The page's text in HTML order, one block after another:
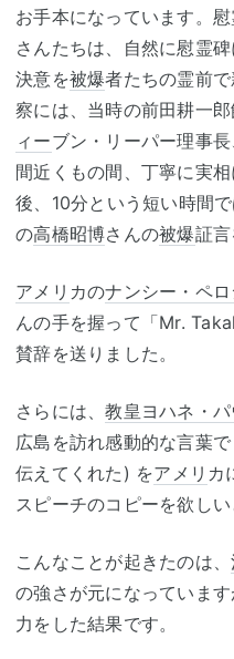
お手本になっています。
さんたちは、自然に慰霊
決意を被爆者たちの霊前
察には、当時の前田耕一
ィーブン・リーパー理事
間近くもの間、丁寧に実
後、 10分という短い時間
の高橋昭博さんの被爆証言
アメリ カのナンシー・ペ
んの手を握って「Mr.
賛辞を送りました。
さらには、教皇 ヨハネ・パ
広島を訪れ感動的な言葉で
伝えてくれた ) をアメリ カ
スピーチのコピーを欲しい
こんなことが起きたのは、
の強さが元になっています
力をした結果です。